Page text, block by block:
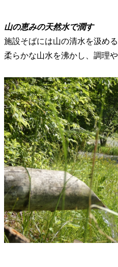
山の恵みの天然水で潤す 山
施設そばには山の清水を汲める
柔らかな山水を沸かし、調理